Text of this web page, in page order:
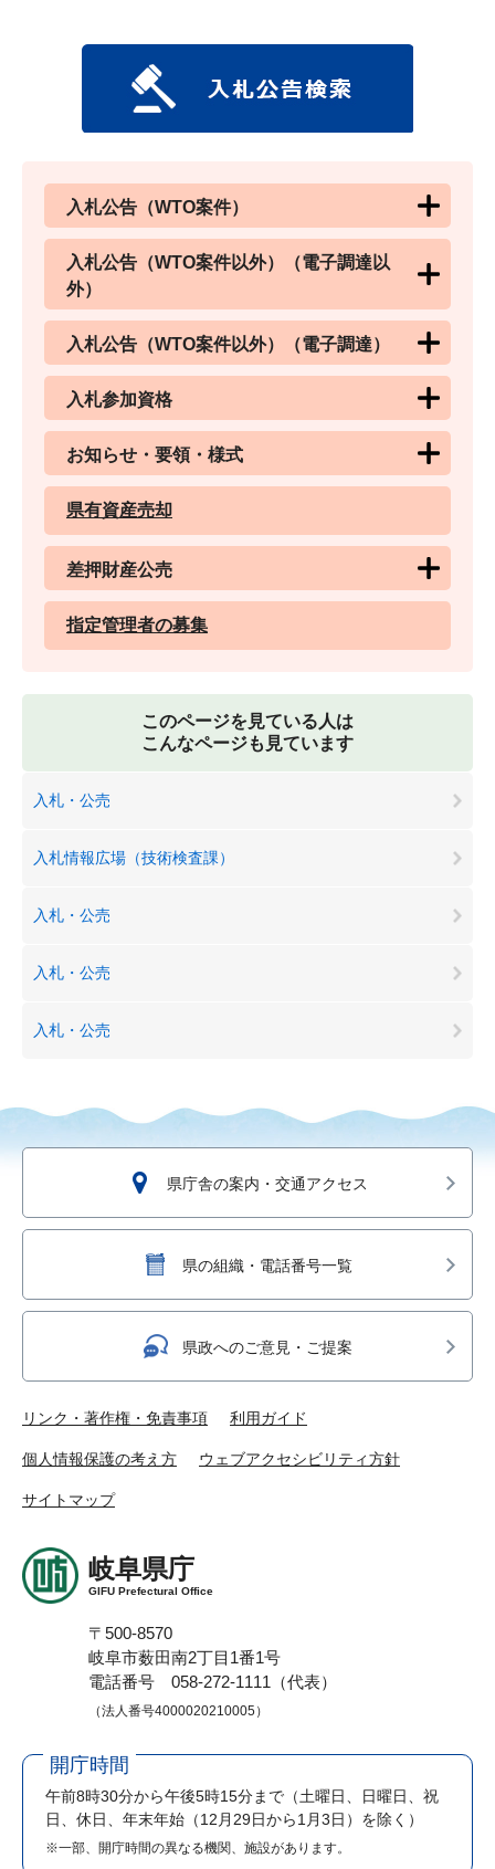
入札公告（WTO案件）
入札公告（WTO案件以外）（電子調達以
外）
入札公告（WTO案件以外）（電子調達）
入札参加資格
お知らせ・要領・様式
県有資産売却
差押財産公売
指定管理者の募集
このページを見ている人は
こんなページも見ています
入札・公売
入札情報広場（技術検査課）
入札・公売
入札・公売
入札・公売
県庁舎の案内・交通アクセス
県の組織・電話番号一覧
県政へのご意見・ご提案
リンク・著作権・免責事項 利用ガイド
個人情報保護の考え方 ウェブアクセシビリティ方針
サイトマップ
岐阜県庁
GIFU Prefectural Office
〒500-8570
岐阜市薮田南2丁目1番1号
電話番号 058-272-1111（代表）
（法人番号4000020210005）
開庁時間
午前8時30分から午後5時15分まで （土曜日、日曜日、祝
日、休日、年末年始（12月29日から1月3日）を除く）
※一部、開庁時間の異なる機関、施設があります。